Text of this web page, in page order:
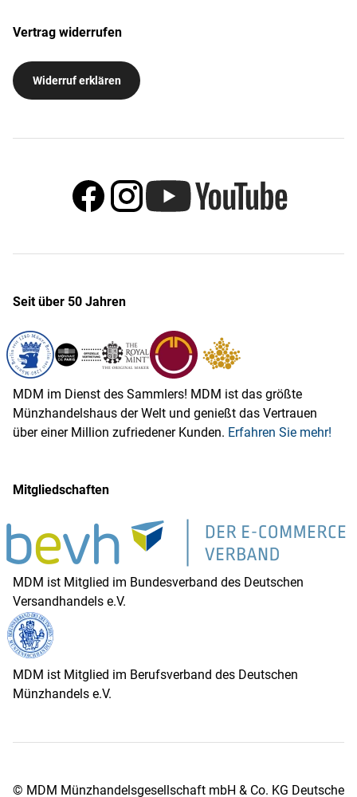
Vertrag widerrufen
Widerruf erklären
Seit über 50 Jahren
MDM im Dienst des Sammlers! MDM ist das größte
Münzhandelshaus der Welt und genießt das Vertrauen
über einer Million zufriedener Kunden. Erfahren Sie mehr!
Mitgliedschaften
MDM ist Mitglied im Bundesverband des Deutschen
Versandhandels e.V.
MDM ist Mitglied im Berufsverband des Deutschen
Münzhandels e.V.
© MDM Münzhandelsgesellschaft mbH & Co. KG Deutsche